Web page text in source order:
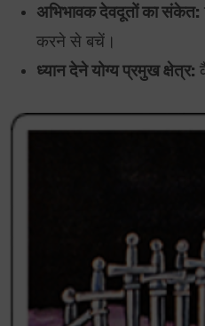
अभिभावक देवदूतों का संकेत:
करने से बचें।
ध्यान देने योग्य प्रमुख क्षेत्र: